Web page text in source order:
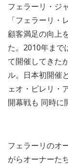
フェラーリ・ジ
「フェラーリ
顧客満足の向上
た。2010年まで
て開催してきた
ル。日本初開催
ェオ・ピレリ・
開幕戦も 同時に
フェラーリのオ
がらオーナーた